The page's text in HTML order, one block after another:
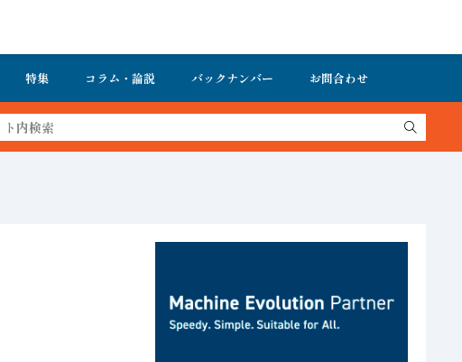
特集 コラム・論説 バックナンバー お問合わせ